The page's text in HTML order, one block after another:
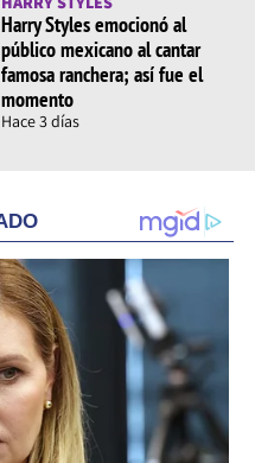
Harry Styles emocionó al
público mexicano al cantar
famosa ranchera; así fue el
momento
Hace 3 días